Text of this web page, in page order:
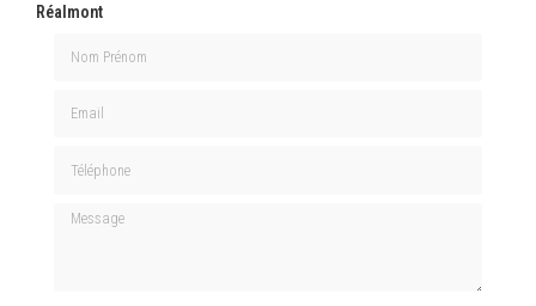
Réalmont
Message